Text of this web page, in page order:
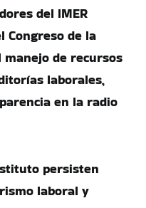
del IMER
Congreso de la
de recursos
laborales,
en la radio
persisten
laboral y